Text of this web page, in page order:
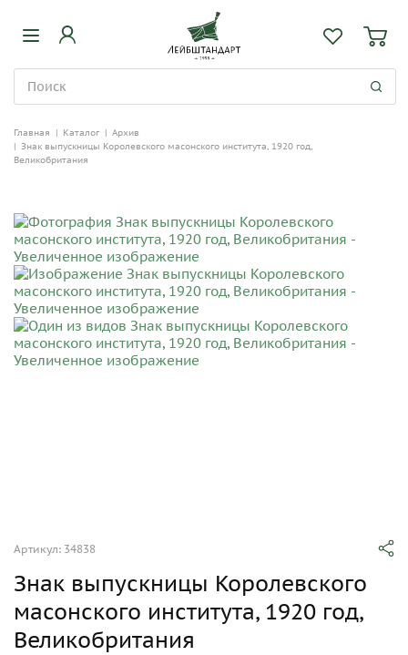
Главная | Каталог | Архив
| Знак выпускницы Королевского масонского института, 1920 год,
Великобритания
Артикул: 34838
Знак выпускницы Королевского
масонского института, 1920 год,
Великобритания